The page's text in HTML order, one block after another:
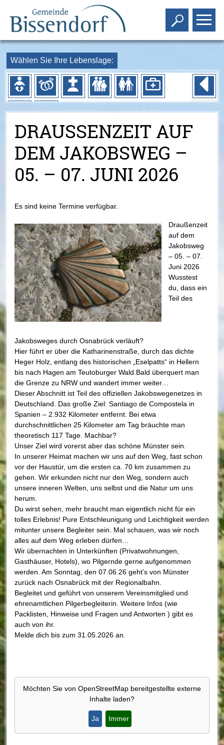
Toggle
Wählen Sie Ihre Lebenslage:
DRAUSSENZEIT AUF D
EM JAKOBSWEG – 0
5. – 07. JUNI 2026
Es sind keine Termine verfügbar.
Draußenzeit
auf dem
Jakobsweg
– 05. – 07.
Juni 2026
Wusstest
du, dass ein
Teil des
Jakobsweges durch Osnabrück verläuft?
Hier führt er über die Katharinenstraße, durch das dichte
Heger Holz, entlang des historischen „Eselpatts“ in Hellern
bis nach Hagen am Teutoburger Wald.Bald überquert man
die Grenze zu NRW und wandert immer weiter…
Dieser Abschnitt ist Teil des offiziellen Jakobswegenetzes in
Deutschland. Das große Ziel: Santiago de Compostela in
Spanien – 2.932 Kilometer entfernt. Bei etwa
durchschnittlichen 25 Kilometer am Tag bräuchte man
theoretisch 117 Tage. Machbar?
Unser Ziel wird vorerst aber das schöne Münster sein.
In unserer Heimat machen wir uns auf den Weg, fast schon
vor der Haustür, um die ersten ca. 70 km zusammen zu
gehen. Wir erkunden nicht nur den Weg, sondern auch
unsere inneren Welten, uns selbst und die Natur um uns
herum.
Du wirst sehen, mehr braucht man eigentlich nicht für ein
tolles Erlebnis! Pure Entschleunigung und Leichtigkeit werden
mitunter unsere Begleiter sein. Mal schauen, was wir noch
alles auf dem Weg erleben dürfen…
Wir übernachten in Unterkünften (Privatwohnungen,
Gasthäuser, Hotels), wo Pilgernde gerne aufgenommen
werden. Am Sonntag, den 07.06.26 geht’s von Münster
zurück nach Osnabrück mit der Regionalbahn.
Begleitet und geführt von unserem Vereinsmitglied und
ehrenamtlichen Pilgerbegleiterin. Weitere Infos (wie
Packlisten, Hinweise und Fragen und Antworten ) gibt es
auch von ihr.
Melde dich bis zum 31.05.2026 an.
Möchten Sie von OpenStreetMapbereitgestellte externe
Inhalte laden?
Ja Immer